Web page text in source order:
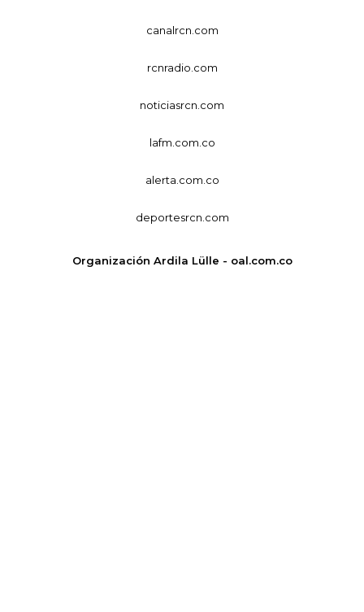
canalrcn.com
rcnradio.com
noticiasrcn.com
lafm.com.co
alerta.com.co
deportesrcn.com
Organización Ardila Lülle - oal.com.co